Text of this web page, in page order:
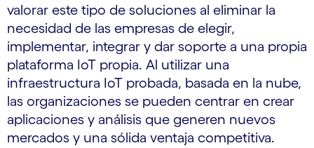
valorar este tipo de soluciones al eliminar la
necesidad de las empresas de elegir,
implementar, integrar y dar soporte a una propia
plataforma IoT propia. Al utilizar una
infraestructura IoT probada, basada en la nube,
las organizaciones se pueden centrar en crear
aplicaciones y análisis que generen nuevos
mercados y una sólida ventaja competitiva.